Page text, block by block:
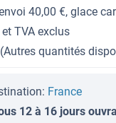
40,00 €, glace
TVA exclus
(Autres quantités
France
12 à 16 jours